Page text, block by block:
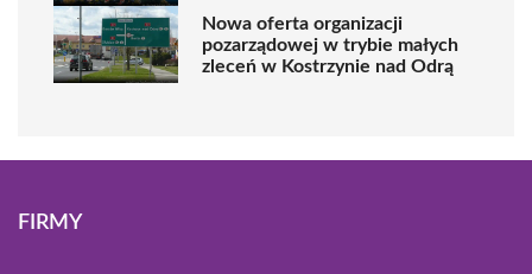
Nowa oferta organizacji
pozarządowej w trybie małych
zleceń w Kostrzynie nad Odrą
FIRMY